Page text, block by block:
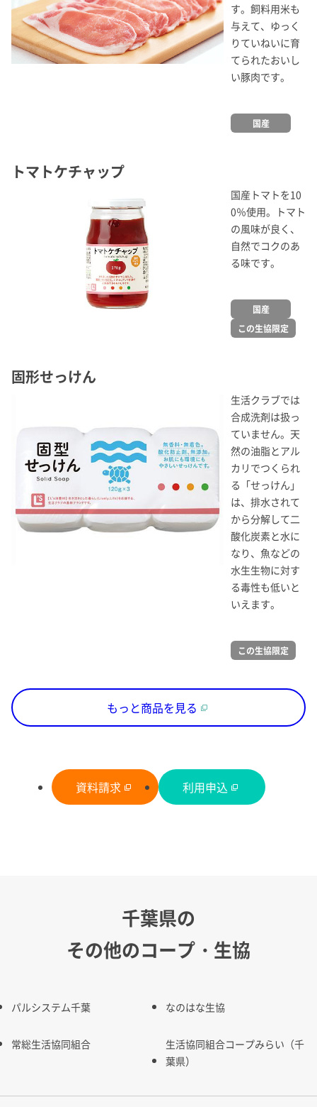
す。飼料用米も
与えて、ゆっく
りていねいに育
てられたおいし
い豚肉です。
国産
トマトケチャップ
国産トマトを10
0％使用。トマト
の風味が良く、
自然でコクのあ
る味です。
国産
この生協限定
固形せっけん
生活クラブでは
合成洗剤は扱っ
ていません。天
然の油脂とアル
カリでつくられ
る「せっけん」
は、排水されて
から分解して二
酸化炭素と水に
なり、魚などの
水生生物に対す
る毒性も低いと
いえます。
この生協限定
もっと商品を見る
資料請求 利用申込
千葉県の
その他のコープ・生協
パルシステム千葉 なのはな生協
常総生活協同組合
生活協同組合コープみらい（千
葉県）